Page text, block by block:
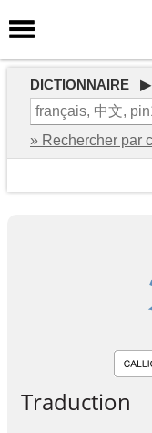
DICTIONNAIRE ▶
» Rechercher par
Traduction